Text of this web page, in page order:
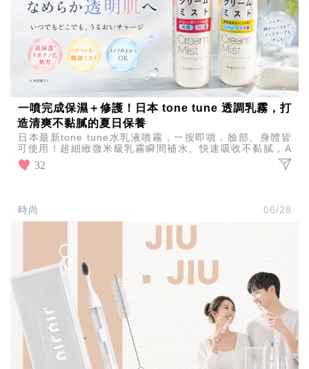
一噴完成保濕＋修護！日本 tone tune 透調乳霧，打
造清爽不黏膩的夏日保養
日本最新tone tune水乳液噴霧，一按即噴，臉部、身體皆
可使用！超細緻微米級乳霧瞬間補水、快速吸收不黏膩，A
醇潤澤修護、維C透亮淨膚，夏天保養輕鬆一瓶完成。
32
時尚 06/28